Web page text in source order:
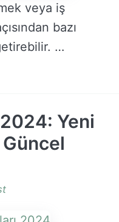
veya iş
bazı
…
Yeni